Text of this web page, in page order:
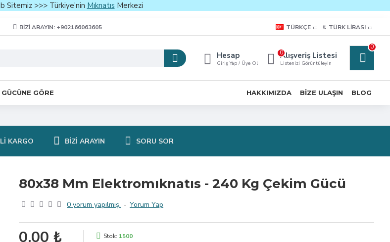
Sitemiz >>> Türkiye'nin Mıknatıs Merkezi
BIZI ARAYIN: +902166063605 TÜRKÇE ₺ TÜRK LIRASI
Hesap
Giriş Yap / Üye Ol
Alışveriş Listesi
Listenizi Görüntüleyin
0
0
GÜCÜNE GÖRE HAKKIMIZDA BIZE ULAŞIN BLOG
KARGO BIZI ARAYIN SORU SOR
80x38 Mm Elektromıknatıs - 240 Kg Çekim Gücü
0 yorum yapılmış. - Yorum Yap
0,00 ₺ Stok: 1500